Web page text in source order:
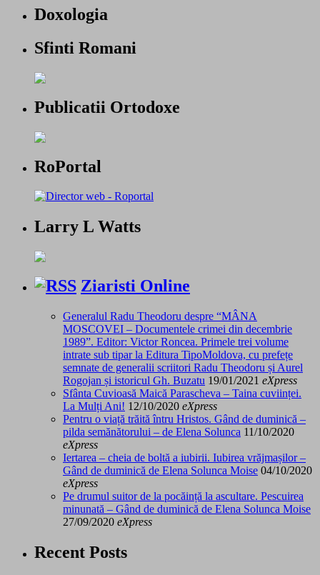
Doxologia
Sfinti Romani
Publicatii Ortodoxe
RoPortal
Larry L Watts
Ziaristi Online
Generalul Radu Theodoru despre “MÂNA
MOSCOVEI – Documentele crimei din decembrie
1989”. Editor: Victor Roncea. Primele trei volume
intrate sub tipar la Editura TipoMoldova, cu prefețe
semnate de generalii scriitori Radu Theodoru și Aurel
Rogojan și istoricul Gh. Buzatu 19/01/2021 eXpress
Sfânta Cuvioasă Maică Parascheva – Taina cuviinței.
La Mulți Ani! 12/10/2020 eXpress
Pentru o viață trăită întru Hristos. Gând de duminică –
pilda semănătorului – de Elena Solunca 11/10/2020
eXpress
Iertarea – cheia de boltă a iubirii. Iubirea vrăjmașilor –
Gând de duminică de Elena Solunca Moise 04/10/2020
eXpress
Pe drumul suitor de la pocăință la ascultare. Pescuirea
minunată – Gând de duminică de Elena Solunca Moise
27/09/2020 eXpress
Recent Posts